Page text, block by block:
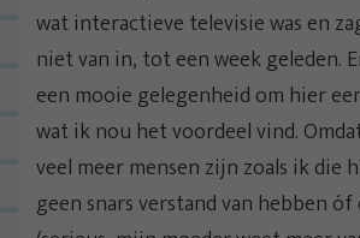
wat interactieve televisie was en
niet van in, tot een week geleden.
een mooie gelegenheid om hier
wat ik nou het voordeel vind.
veel meer mensen zijn zoals ik die
geen snars verstand van hebben